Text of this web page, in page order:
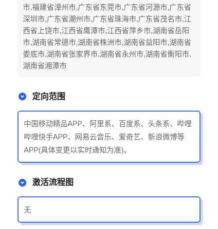
市,福建省漳州市,广东省东莞市,广东省河源市,广东省
深圳市,广东省潮州市,广东省珠海市,广东省茂名市,江
西省上饶市,江西省鹰潭市,江西省萍乡市,湖南省岳阳
市,湖南省常德市,湖南省株洲市,湖南省益阳市,湖南省
娄底市,湖南省张家界市,湖南省永州市,湖南省衡阳市,
湖南省湘潭市
定向范围
中国移动精品APP、阿里系、百度系、头条系、哔哩
哔哩快手APP、网易云音乐、爱奇艺、新浪微博等
APP(具体变更以实时通知为准)。
激活流程图
无